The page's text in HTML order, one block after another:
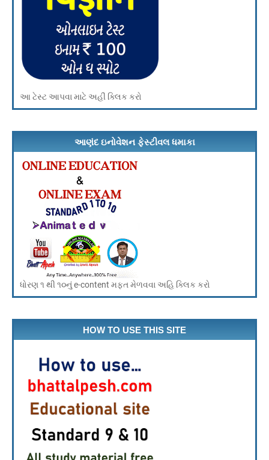
આ ટેસ્ટ આપવા માટે અહીં ક્લિક કરો
આણંદ ઇનોવેશન ફેસ્ટીવલ ધમાકા
ધોરણ ૧ થી ૧૦નું e-content મફત મેળવવા અહિ ક્લિક કરો
HOW TO USE THIS SITE